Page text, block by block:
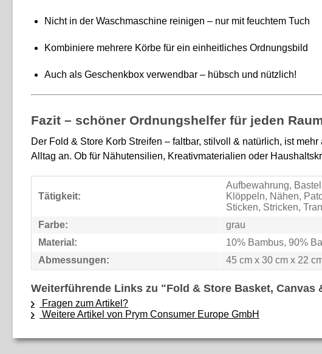
Nicht in der Waschmaschine reinigen – nur mit feuchtem Tuch
Kombiniere mehrere Körbe für ein einheitliches Ordnungsbild
Auch als Geschenkbox verwendbar – hübsch und nützlich!
Fazit – schöner Ordnungshelfer für jeden
Der Fold & Store Korb Streifen – faltbar, stilvoll & natürlich, ist
Alltag an. Ob für Nähutensilien, Kreativmaterialien oder
Tätigkeit:
Aufbewahrung,
Klöppeln, Nähen,
Sticken, Stricken,
Farbe:
grau
Material:
10% Bambus, 90%
Abmessungen:
45 cm x 30 cm x 22
Weiterführende Links zu "Fold & Store Basket, Canvas
Fragen zum Artikel?
Weitere Artikel von Prym Consumer Europe GmbH